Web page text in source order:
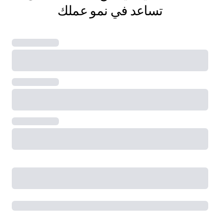
تساعد في نمو عملك